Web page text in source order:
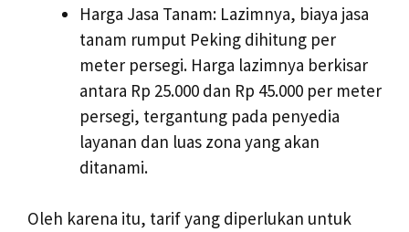
Harga Jasa Tanam: Lazimnya, biaya jasa
tanam rumput Peking dihitung per
meter persegi. Harga lazimnya berkisar
antara Rp 25.000 dan Rp 45.000 per meter
persegi, tergantung pada penyedia
layanan dan luas zona yang akan
ditanami.
Oleh karena itu, tarif yang diperlukan untuk